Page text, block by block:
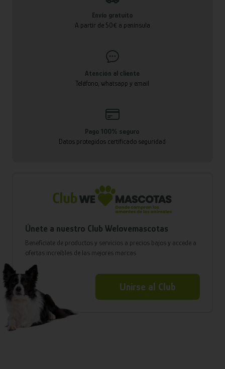
Envío gratuito
A partir de 50€ a península
Atención al cliente
Teléfono, whatsapp y email
Pago 100% seguro
Datos protegidos certificado seguridad
Únete a nuestro Club Welovemascotas
Benefíciate de productos y servicios a precios bajos y accede a
ofertas increíbles de las mejores marcas
Unirse al Club